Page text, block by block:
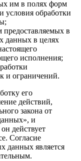
им в полях форм
условия обработки
предоставляемых в
данных в целях
исполнения;
и ограничений.
его
действий,
закона от
и
действует
Согласие
данных является